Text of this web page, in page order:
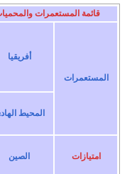
قائمة المستعمرات والمحميات
المستعمرات
أفريقيا
المحيط الهادي
امتيازات الصين